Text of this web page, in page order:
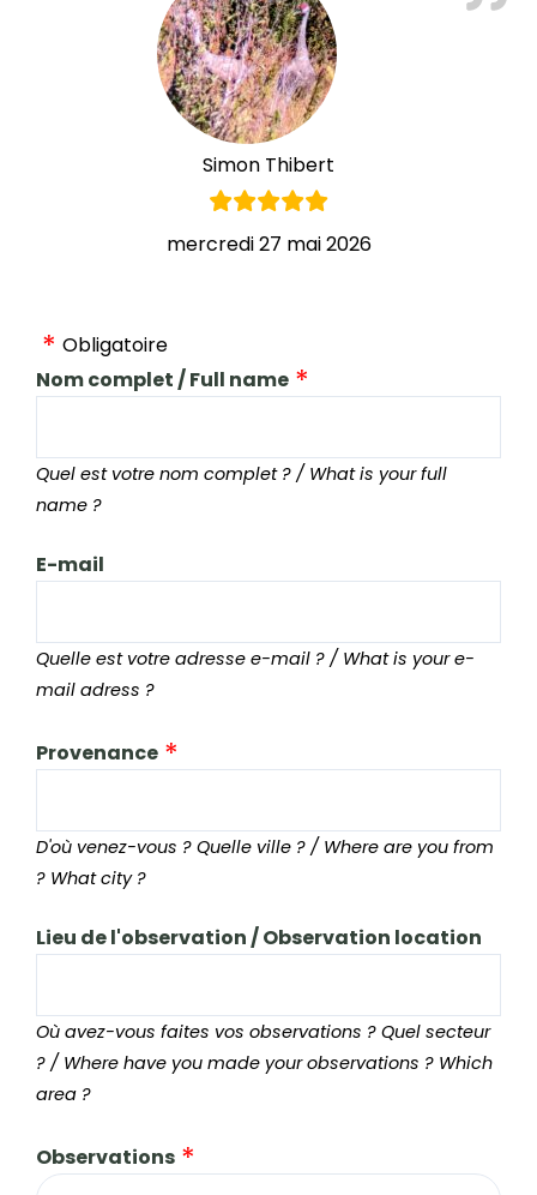
Simon Thibert
mercredi 27 mai 2026
Obligatoire
Nom complet / Full name
Quel est votre nom complet ? / What is your full
name ?
E-mail
Quelle est votre adresse e-mail ? / What is your e-
mail adress ?
Provenance
D'où venez-vous ? Quelle ville ? / Where are you from
? What city ?
Lieu de l'observation / Observation location
Où avez-vous faites vos observations ? Quel secteur
? / Where have you made your observations ? Which
area ?
Observations